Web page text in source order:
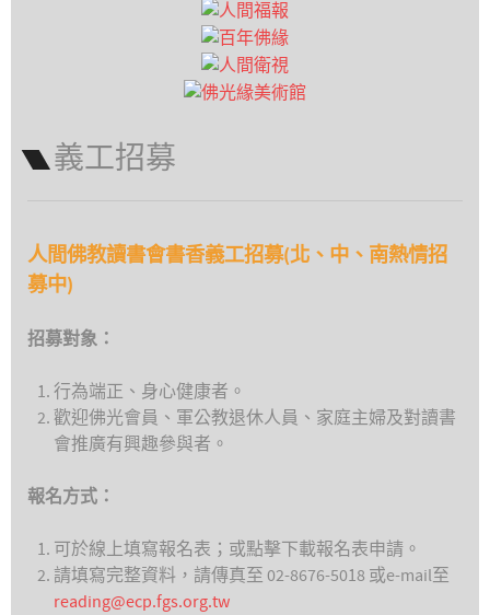
義工招募
人間佛教讀書會書香義工招募(北、中、南熱情招
募中)
招募對象：
行為端正、身心健康者。
歡迎佛光會員、軍公教退休人員、家庭主婦及對讀書
會推廣有興趣參與者。
報名方式：
可於線上填寫報名表；或點擊下載報名表申請。
請填寫完整資料，請傳真至 02-8676-5018 或e-mail至
reading@ecp.fgs.org.tw